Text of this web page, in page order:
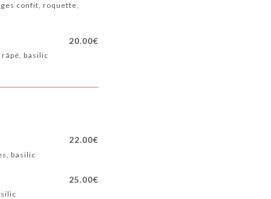
confit, roquette,
20.00€
basilic
22.00€
basilic
25.00€